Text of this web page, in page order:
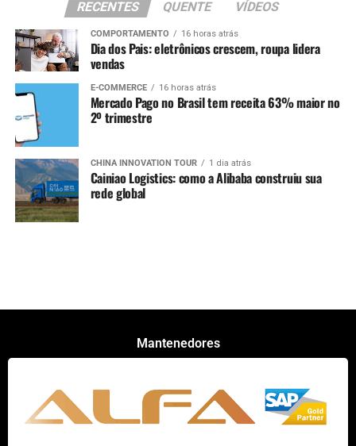
RECENTES QUENTE VÍDEOS
COMPORTAMENTO 16 horas atrás
Dia dos Pais: eletrônicos crescem, roupa lidera
vendas
E-COMMERCE 16 horas atrás
Mercado Pago no Brasil tem receita 63% maior no
2º trimestre
CHINA INNOVATION TOUR 1 dia atrás
Cainiao Logistics: como a Alibaba construiu sua
rede global
Mantenedores